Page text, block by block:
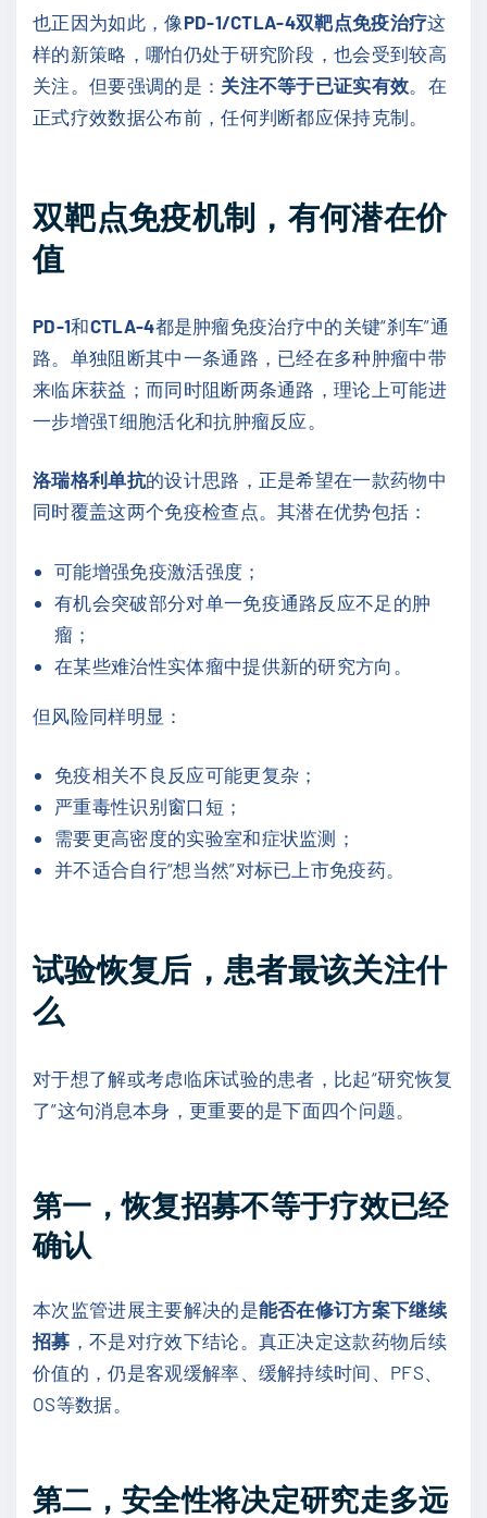
也正因为如此，像 PD-1/CTLA-4双靶点免疫治疗这
样的新策略，哪怕仍处于研究阶段，也会受到较高
关注。但要强调的是： 关注不等于已证实有效。在
正式疗效数据公布前，任何判断都应保持克制。
双靶点免疫机制，有何潜在价
值
PD-1和CTLA-4都是肿瘤免疫治疗中的关键“刹车”通
路。单独阻断其中一条通路，已经在多种肿瘤中带
来临床获益；而同时阻断两条通路，理论上可能进
一步增强T细胞活化和抗肿瘤反应。
洛瑞格利单抗的设计思路，正是希望在一款药物中
同时覆盖这两个免疫检查点。其潜在优势包括：
可能增强免疫激活强度；
有机会突破部分对单一免疫通路反应不足的肿
瘤；
在某些难治性实体瘤中提供新的研究方向。
但风险同样明显：
免疫相关不良反应可能更复杂；
严重毒性识别窗口短；
需要更高密度的实验室和症状监测；
并不适合自行“想当然”对标已上市免疫药。
试验恢复后，患者最该关注什
么
对于想了解或考虑临床试验的患者，比起“研究恢复
了”这句消息本身，更重要的是下面四个问题。
第一，恢复招募不等于疗效已经
确认
本次监管进展主要解决的是能否在修订方案下继续
招募 ，不是对疗效下结论。真正决定这款药物后续
价值的，仍是客观缓解率、缓解持续时间、PFS、
OS等数据。
第二，安全性将决定研究走多远